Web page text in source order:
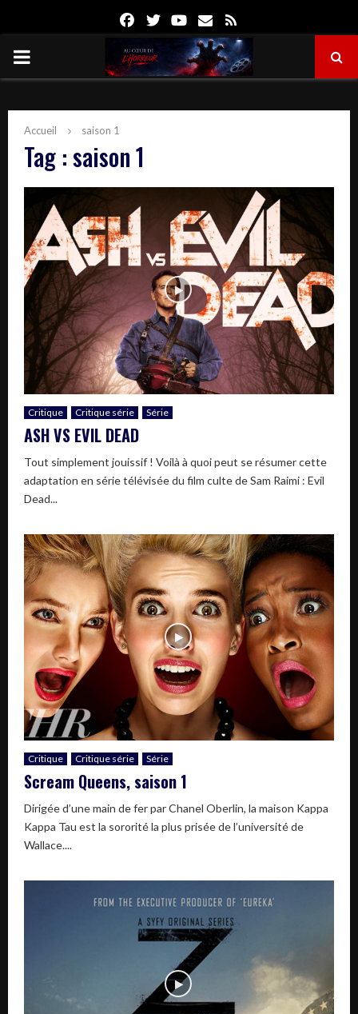
FacebookTwitterYoutube
Email
PRIMARY
Accueil saison 1
Tag : saison 1
Critique Critique série Série
ASH VS EVIL DEAD
Tout simplement jouissif ! Voilà à quoi peut se résumer cette
adaptation en série télévisée du film culte de Sam Raimi : Evil
Dead...
Critique Critique série Série
Scream Queens, saison 1
Dirigée d’une main de fer par Chanel Oberlin, la maison Kappa
Kappa Tau est la sororité la plus prisée de l’université de
Wallace....